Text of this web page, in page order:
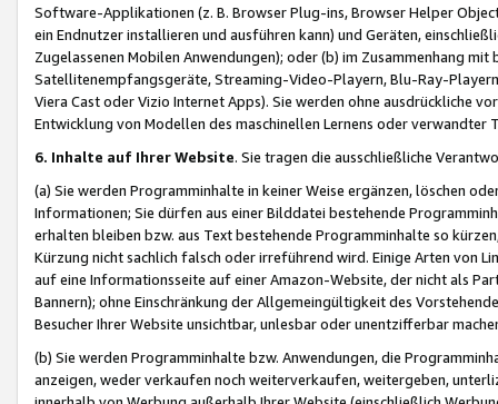
Software-Applikationen (z. B. Browser Plug-ins, Browser Helper
ein Endnutzer installieren und ausführen kann) und Geräten,
Zugelassenen Mobilen Anwendungen); oder (b) im Zusammenhang
Satellitenempfangsgeräte, Streaming-Video-Playern, Blu-Ray-
Viera Cast oder Vizio Internet Apps). Sie werden ohne ausdrückliche
Entwicklung von Modellen des maschinellen Lernens oder
6. Inhalte auf Ihrer Website. Sie tragen die ausschließliche
(a) Sie werden Programminhalte in keiner Weise ergänzen, löschen
Informationen; Sie dürfen aus einer Bilddatei bestehende
erhalten bleiben bzw. aus Text bestehende Programminhalte so
Kürzung nicht sachlich falsch oder irreführend wird. Einige Arten von
auf eine Informationsseite auf einer Amazon-Website, der nicht als
Bannern); ohne Einschränkung der Allgemeingültigkeit des
Besucher Ihrer Website unsichtbar, unlesbar oder unentzifferbar
(b) Sie werden Programminhalte bzw. Anwendungen, die
anzeigen, weder verkaufen noch weiterverkaufen, weitergeben,